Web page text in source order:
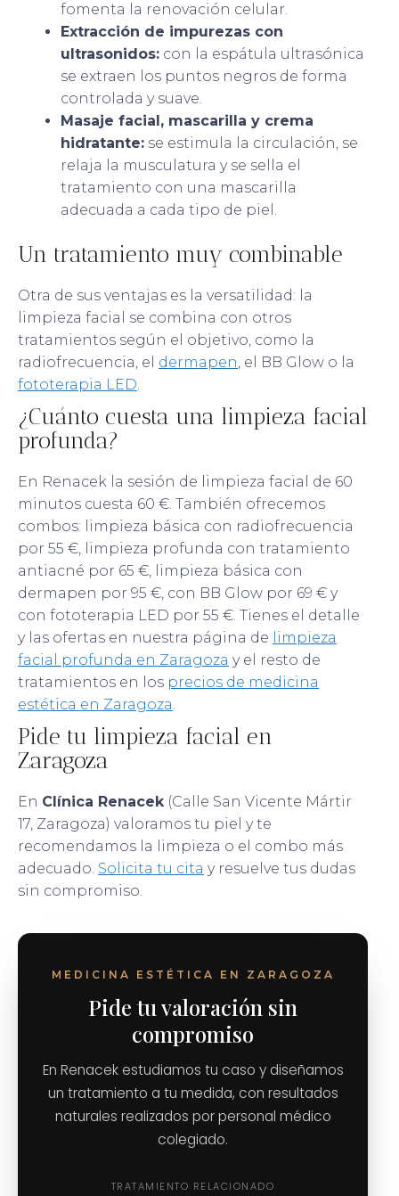
fomenta la renovación celular.
Extracción de impurezas con
ultrasonidos: con la espátula ultrasónica
se extraen los puntos negros de forma
controlada y suave.
Masaje facial, mascarilla y crema
hidratante: se estimula la circulación, se
relaja la musculatura y se sella el
tratamiento con una mascarilla
adecuada a cada tipo de piel.
Un tratamiento muy combinable
Otra de sus ventajas es la versatilidad: la
limpieza facial se combina con otros
tratamientos según el objetivo, como la
radiofrecuencia, el dermapen, el BB Glow o la
fototerapia LED.
¿Cuánto cuesta una limpieza facial
profunda?
En Renacek la sesión de limpieza facial de 60
minutos cuesta 60 €. También ofrecemos
combos: limpieza básica con radiofrecuencia
por 55 €, limpieza profunda con tratamiento
antiacné por 65 €, limpieza básica con
dermapen por 95 €, con BB Glow por 69 € y
con fototerapia LED por 55 €. Tienes el detalle
y las ofertas en nuestra página de limpieza
facial profunda en Zaragoza y el resto de
tratamientos en los precios de medicina
estética en Zaragoza.
Pide tu limpieza facial en
Zaragoza
En Clínica Renacek(Calle San Vicente Mártir
17, Zaragoza) valoramos tu piel y te
recomendamos la limpieza o el combo más
adecuado. Solicita tu cita y resuelve tus dudas
sin compromiso.
MEDICINA ESTÉTICA EN ZARAGOZA
Pide tu valoración sin
compromiso
En Renacek estudiamos tu caso y diseñamos
un tratamiento a tu medida, con resultados
naturales realizados por personal médico
colegiado.
TRATAMIENTO RELACIONADO